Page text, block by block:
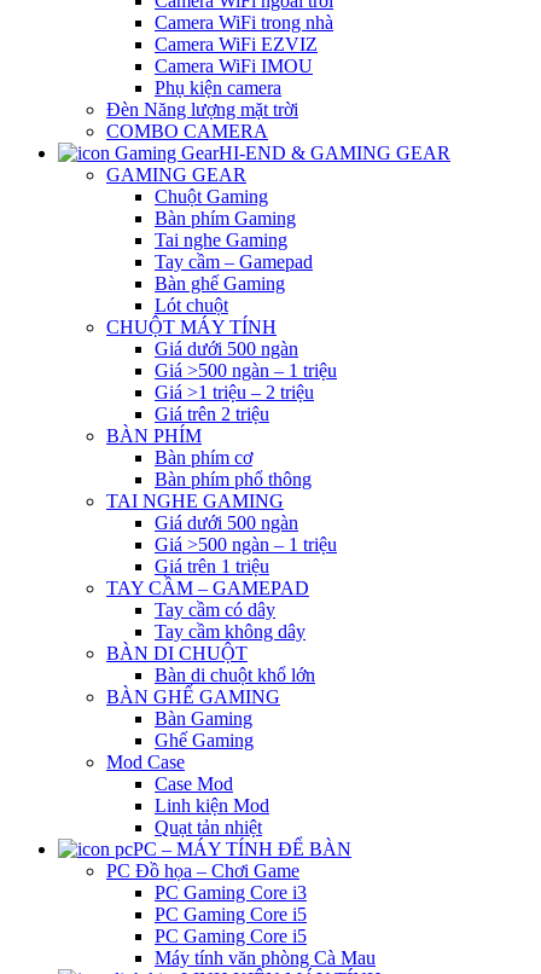
Camera WiFi trong nhà
Camera WiFi EZVIZ
Camera WiFi IMOU
Phụ kiện camera
Đèn Năng lượng mặt trời
COMBO CAMERA
HI-END & GAMING GEAR
GAMING GEAR
Chuột Gaming
Bàn phím Gaming
Tai nghe Gaming
Tay cầm – Gamepad
Bàn ghế Gaming
Lót chuột
CHUỘT MÁY TÍNH
Giá dưới 500 ngàn
Giá >500 ngàn – 1 triệu
Giá >1 triệu – 2 triệu
Giá trên 2 triệu
BÀN PHÍM
Bàn phím cơ
Bàn phím phổ thông
TAI NGHE GAMING
Giá dưới 500 ngàn
Giá >500 ngàn – 1 triệu
Giá trên 1 triệu
TAY CẦM – GAMEPAD
Tay cầm có dây
Tay cầm không dây
BÀN DI CHUỘT
Bàn di chuột khổ lớn
BÀN GHẾ GAMING
Bàn Gaming
Ghế Gaming
Mod Case
Case Mod
Linh kiện Mod
Quạt tản nhiệt
PC – MÁY TÍNH ĐỂ BÀN
PC Đồ họa – Chơi Game
PC Gaming Core i3
PC Gaming Core i5
PC Gaming Core i5
Máy tính văn phòng Cà Mau